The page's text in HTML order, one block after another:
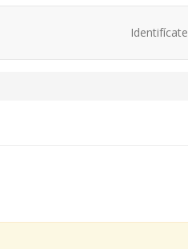
Identifícate